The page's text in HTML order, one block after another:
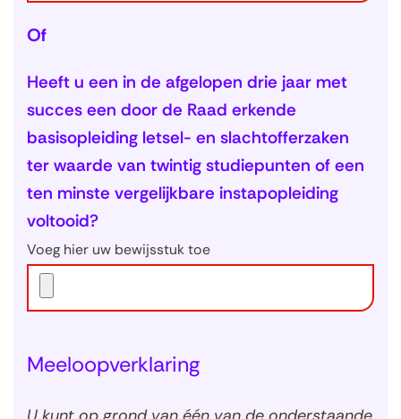
Of
Heeft u een in de afgelopen drie jaar met
succes een door de Raad erkende
basisopleiding letsel- en slachtofferzaken
ter waarde van twintig studiepunten of een
ten minste vergelijkbare instapopleiding
voltooid?
Voeg hier uw bewijsstuk toe
Meeloopverklaring